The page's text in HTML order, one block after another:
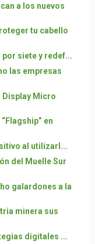
a los nuevos
tu cabello
siete y redef...
las empresas
Display Micro
en
al utilizarl...
del Muelle Sur
galardones a la
minera sus
digitales ...